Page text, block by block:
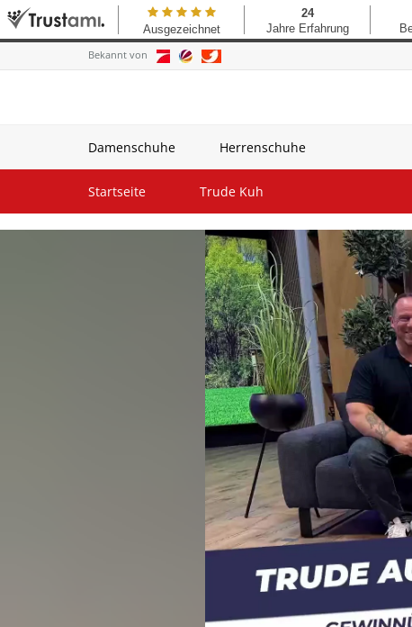
Bekannt von
Damenschuhe Herrenschuhe
Startseite Trude Kuh